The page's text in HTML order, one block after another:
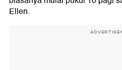
Ellen.